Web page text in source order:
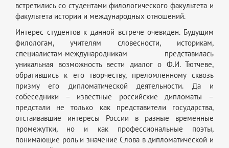
встретились со студентами филологического факультета и
факультета истории и международных отношений.
Интерес студентов к данной встрече очевиден. Будущим
филологам, учителям словесности, историкам,
специалистам-международникам представилась
уникальная возможность вести диалог о Ф.И. Тютчеве,
обратившись к его творчеству, преломленному сквозь
призму его дипломатической деятельности. Да и
собеседники – известные российские дипломаты –
предстали не только как представители государства,
отстаивавшие интересы России в разные временные
промежутки, но и как профессиональные поэты,
понимающие роль и значение Слова в дипломатической и